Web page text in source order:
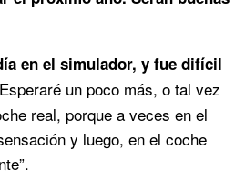
en el simulador, y fue difícil
un poco más, o tal vez
real, porque a veces en el
y luego, en el coche